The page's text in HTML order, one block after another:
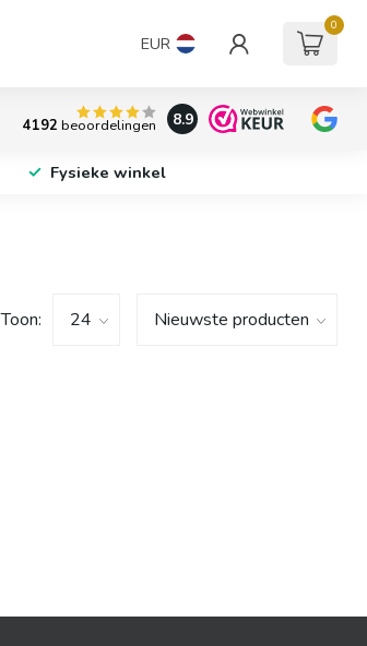
EUR
0
4192 beoordelingen 8.9
Fysieke winkel
Toon: